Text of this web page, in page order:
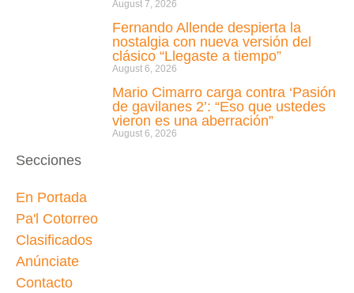
August 7, 2026
Fernando Allende despierta la
nostalgia con nueva versión del
clásico “Llegaste a tiempo”
August 6, 2026
Mario Cimarro carga contra ‘Pasión
de gavilanes 2’: “Eso que ustedes
vieron es una aberración”
August 6, 2026
Secciones
En Portada
Pa'l Cotorreo
Clasificados
Anúnciate
Contacto